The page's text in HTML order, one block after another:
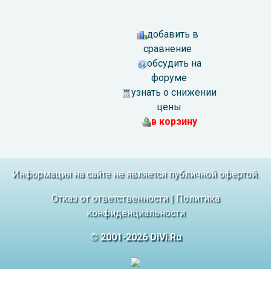
добавить в
сравнение
обсудить на
форуме
узнать о снижении
цены
в корзину
Информация на сайте не является публичной офертой.
Отказ от ответственности| Политика
конфиденциальности
© 2001-2026 DiVi.Ru